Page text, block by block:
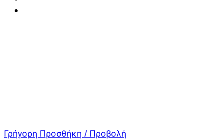
Γρήγορη Προσθήκη / Προβολή